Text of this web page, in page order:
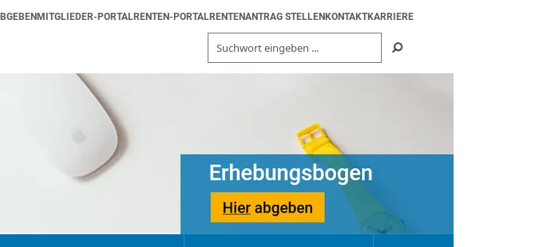
MITGLIEDER-PORTALRENTEN-PORTALRENTENANTRAG STELLEN KONTAKTKARRIERE